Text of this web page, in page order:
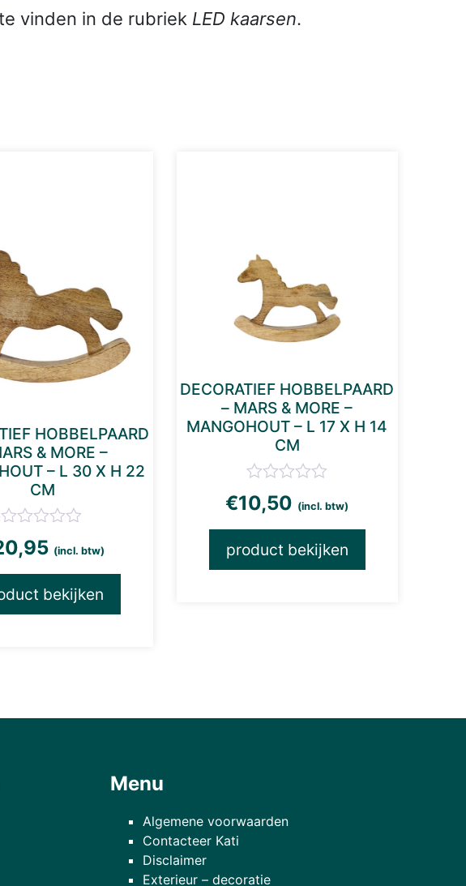
vinden in de rubriek LED kaarsen.
HOBBELPAARD
& MORE –
– L 30 X H 22
CM
(incl. btw)
bekijken
DECORATIEF HOBBELPAARD
– MARS & MORE –
MANGOHOUT – L 17 X H 14
CM
€10,50 (incl. btw)
product bekijken
Menu
Algemene voorwaarden
Contacteer Kati
Disclaimer
Exterieur – decoratie